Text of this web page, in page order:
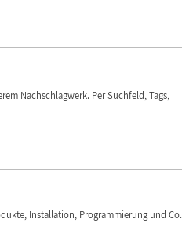
Nachschlagwerk. Per Suchfeld, Tags,
Installation, Programmierung und Co.